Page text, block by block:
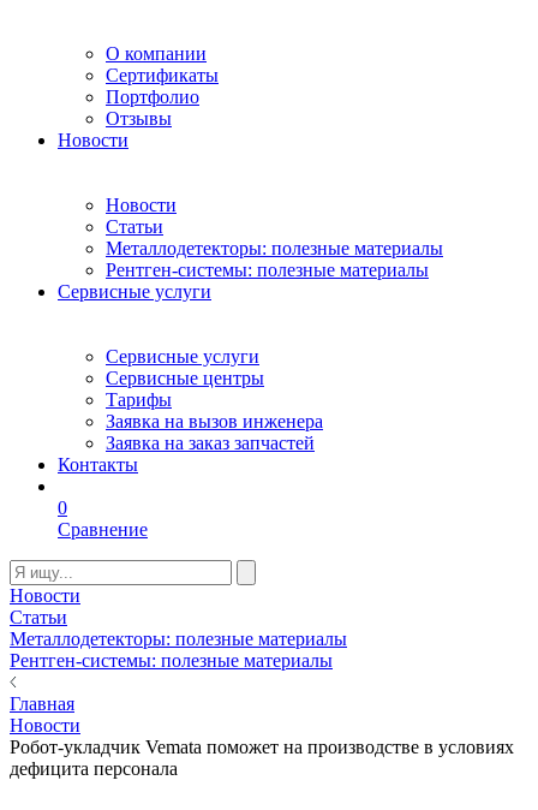
О компании
Сертификаты
Портфолио
Отзывы
Новости
Новости
Статьи
Металлодетекторы: полезные материалы
Рентген-системы: полезные материалы
Сервисные услуги
Сервисные услуги
Сервисные центры
Тарифы
Заявка на вызов инженера
Заявка на заказ запчастей
Контакты
0
Сравнение
Новости
Статьи
Металлодетекторы: полезные материалы
Рентген-системы: полезные материалы
Главная
Новости
Робот-укладчик Vemata поможет на производстве в условиях
дефицита персонала